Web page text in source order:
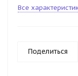
Все
Поделиться